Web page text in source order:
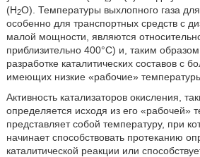
(H2O). Температуры выхлопного газа
особенно для транспортных средств с
малой мощности, являются
приблизительно 400°C) и, таким
разработке каталитических составов с
имеющих низкие «рабочие»
Активность катализаторов окисления,
определяется исходя из его «рабочей»
представляет собой температуру, при
начинает способствовать протеканию
каталитической реакции или